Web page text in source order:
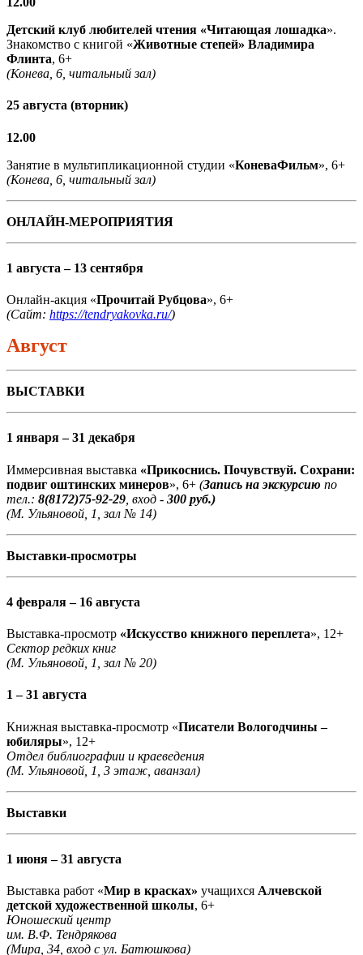
Детский клуб любителей чтения «Читающая лошадка».
Знакомство с книгой «Животные степей» Владимира
Флинта, 6+
(Конева, 6, читальный зал)
25 августа (вторник)
12.00
Занятие в мультипликационной студии «КоневаФильм», 6+
(Конева, 6, читальный зал)
ОНЛАЙН-МЕРОПРИЯТИЯ
1 августа – 13 сентября
Онлайн-акция «Прочитай Рубцова», 6+
(Сайт: https://tendryakovka.ru/)
Август
ВЫСТАВКИ
1 января – 31 декабря
Иммерсивная выставка «Прикоснись. Почувствуй. Сохрани:
подвиг оштинских минеров», 6+ (Запись на экскурсию по
тел.: 8(8172)75-92-29 , вход - 300 руб.)
(М. Ульяновой, 1, зал № 14)
Выставки-просмотры
4 февраля – 16 августа
Выставка-просмотр «Искусство книжного переплета», 12+
Сектор редких книг
(М. Ульяновой, 1, зал № 20)
1 – 31 августа
Книжная выставка-просмотр «Писатели Вологодчины –
юбиляры», 12+
Отдел библиографии и краеведения
(М. Ульяновой, 1, 3 этаж, аванзал)
Выставки
1 июня – 31 августа
Выставка работ «Мир в красках» учащихся Алчевской
детской художественной школы, 6+
Юношеский центр
им. В.Ф. Тендрякова
(Мира, 34, вход с ул. Батюшкова)